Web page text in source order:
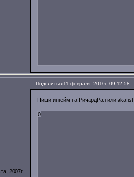
Поделиться11 февраля, 2010г. 09:12:58
2007г.
Пиши ингейм на РичардРал или
0